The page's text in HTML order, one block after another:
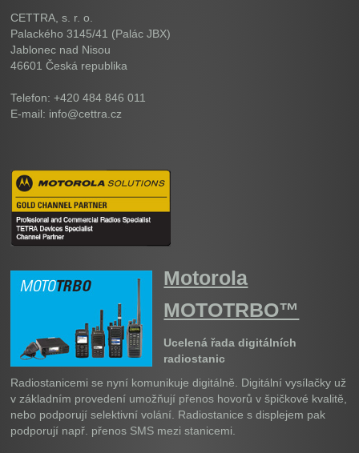
CETTRA, s. r. o.
Palackého 3145/41 (Palác JBX)
Jablonec nad Nisou
46601Česká republika
Telefon: +420 484 846 011
E-mail: info@cettra.cz
Motorola
MOTOTRBO™
Ucelená řada digitálních
radiostanic
Radiostanicemi se nyní komunikuje digitálně. Digitální vysílačky už
v základním provedení umožňují přenos hovorů v špičkové kvalitě,
nebo podporují selektivní volání. Radiostanice s displejem pak
podporují např. přenos SMS mezi stanicemi.